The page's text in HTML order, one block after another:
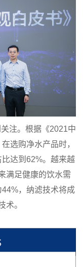
注。根据《2021中
选购净水产品时，
达到62%。越来越
满足健康的饮水需
，纳滤技术将成
术。